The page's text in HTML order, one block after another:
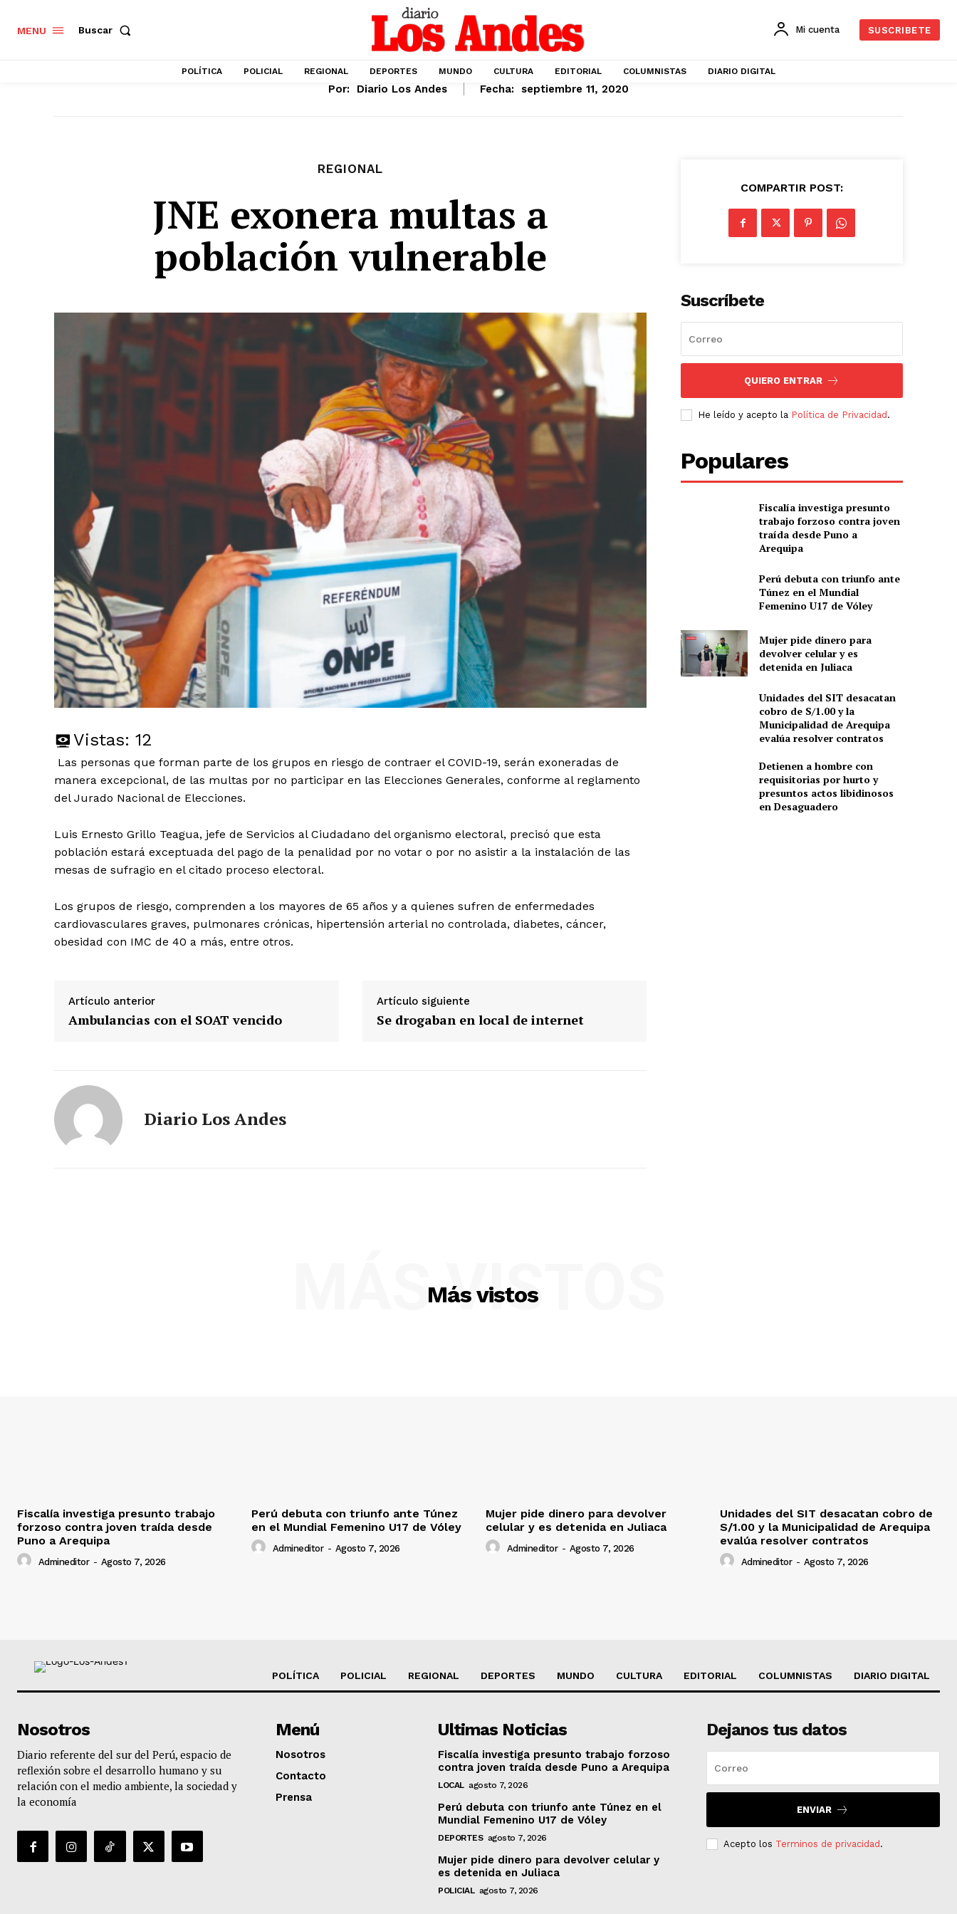
Nosotros
MENU Buscar Mi cuenta SUSCRIBETE
POLÍTICA POLICIAL REGIONAL DEPORTES MUNDO CULTURA EDITORIAL COLUMNISTAS DIARIO DIGITAL
Por: Diario Los Andes Fecha: septiembre 11, 2020
REGIONAL
JNE exonera multas a
población vulnerable
Vistas: 12
Las personas que forman parte de los grupos en riesgo de contraer el COVID-19, serán exoneradas de
manera excepcional, de las multas por no participar en las Elecciones Generales, conforme al reglamento
del Jurado Nacional de Elecciones.
Luis Ernesto Grillo Teagua, jefe de Servicios al Ciudadano del organismo electoral, precisó que esta
población estará exceptuada del pago de la penalidad por no votar o por no asistir a la instalación de las
mesas de sufragio en el citado proceso electoral.
Los grupos de riesgo, comprenden a los mayores de 65 años y a quienes sufren de enfermedades
cardiovasculares graves, pulmonares crónicas, hipertensión arterial no controlada, diabetes, cáncer,
obesidad con IMC de 40 a más, entre otros.
Artículo anterior
Ambulancias con el SOAT vencido
Artículo siguiente
Se drogaban en local de internet
Diario Los Andes
COMPARTIR POST:
Suscríbete
QUIERO ENTRAR
He leído y acepto la Política de Privacidad .
Populares
Fiscalía investiga presunto
trabajo forzoso contra joven
traída desde Puno a
Arequipa
Perú debuta con triunfo ante
Túnez en el Mundial
Femenino U17 de Vóley
Mujer pide dinero para
devolver celular y es
detenida en Juliaca
Unidades del SIT desacatan
cobro de S/1.00 y la
Municipalidad de Arequipa
evalúa resolver contratos
Detienen a hombre con
requisitorias por hurto y
presuntos actos libidinosos
en Desaguadero
Más vistos
MÁS VISTOS
Fiscalía investiga presunto trabajo
forzoso contra joven traída desde
Puno a Arequipa
Admineditor - Agosto 7, 2026
Perú debuta con triunfo ante Túnez
en el Mundial Femenino U17 de Vóley
Admineditor - Agosto 7, 2026
Mujer pide dinero para devolver
celular y es detenida en Juliaca
Admineditor - Agosto 7, 2026
Unidades del SIT desacatan cobro de
S/1.00 y la Municipalidad de Arequipa
evalúa resolver contratos
Admineditor - Agosto 7, 2026
POLÍTICA POLICIAL REGIONAL DEPORTES MUNDO CULTURA EDITORIAL COLUMNISTAS DIARIO DIGITAL
Nosotros
Diario referente del sur del Perú, espacio de
reflexión sobre el desarrollo humano y su
relación con el medio ambiente, la sociedad y
la economía
Menú
Nosotros
Contacto
Prensa
Ultimas Noticias
Fiscalía investiga presunto trabajo forzoso
contra joven traída desde Puno a Arequipa
LOCAL agosto 7, 2026
Perú debuta con triunfo ante Túnez en el
Mundial Femenino U17 de Vóley
DEPORTES agosto 7, 2026
Mujer pide dinero para devolver celular y
es detenida en Juliaca
POLICIAL agosto 7, 2026
Dejanos tus datos
ENVIAR
Acepto los Terminos de privacidad .